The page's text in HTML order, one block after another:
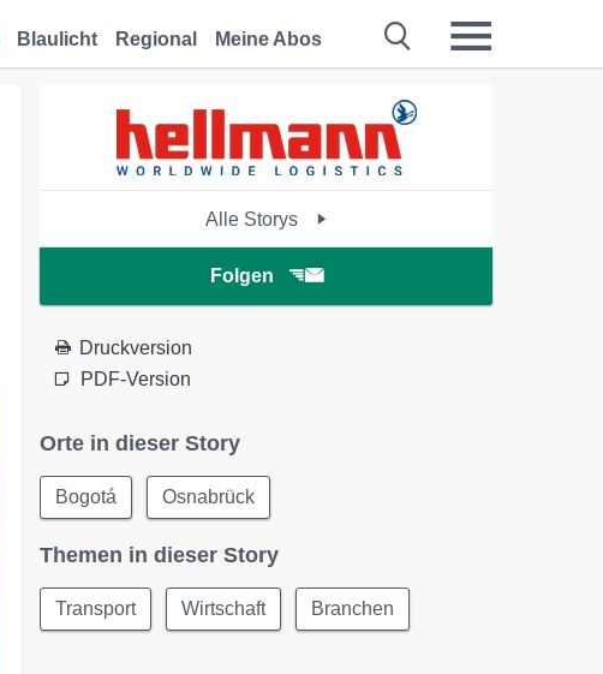
Blaulicht Regional Meine Abos
Alle Storys
Folgen
Druckversion
PDF-Version
Orte in dieser Story
Bogotá Osnabrück
Themen in dieser Story
Transport Wirtschaft Branchen